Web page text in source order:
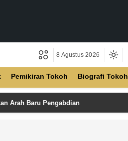
8 Agustus 2026
Pemikiran Tokoh Biografi Tokoh
Arah Baru Pengabdian